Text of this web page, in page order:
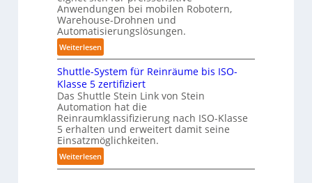
l
a
g
e
ü
r
T
a
u
c
h
u
n
g
s
r
e
f
f
2
0
2
6
a
n
d
l
i
n
g
-
S
y
s
t
e
Anwendungen bei mobilen Robotern,
Warehouse-Drohnen und
Automatisierungslösungen.
Weiterlesen:
K
o
m
p
a
k
t
e
s
Shuttle-System für Reinräume bis ISO-
Klasse 5 zertifiziert
Das Shuttle Stein Link von Stein
Automation hat die
Reinraumklassifizierung nach ISO-Klasse
5 erhalten und erweitert damit seine
Einsatzmöglichkeiten.
Weiterlesen:
S